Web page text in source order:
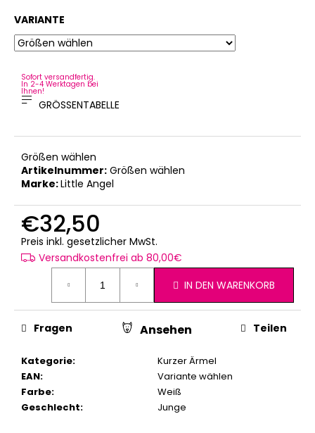
VARIANTE
Sofort versandfertig.
In 2-4 Werktagen bei
Ihnen!
GRÖSSENTABELLE
Größen wählen
Artikelnummer: Größen wählen
Marke:Little Angel
€32,50
Preis inkl. gesetzlicher MwSt.
Versandkostenfrei ab 80,00€
IN DEN WARENKORB
Kategorie:
Kurzer Ärmel
EAN:
Variante wählen
Farbe:
Weiß
Geschlecht: Junge
Fragen Ansehen Teilen